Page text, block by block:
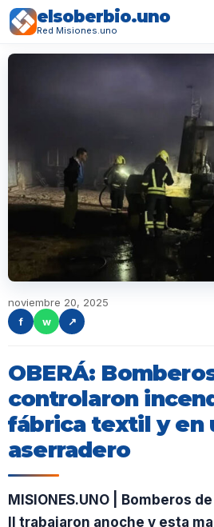
elsoberbio.uno
Red Misiones.uno
noviembre 20, 2025
f
w ↗
OBERÁ:
controlaron
fábrica textil y en
aserradero
MISIONES.UNO | Bomberos
II trabajaron anoche y esta